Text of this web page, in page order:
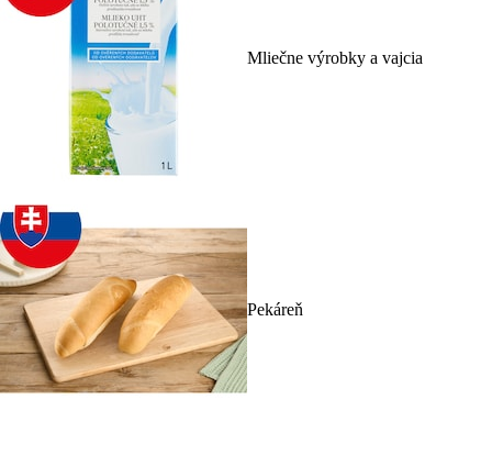
Mliečne výrobky a vajcia
Pekáreň